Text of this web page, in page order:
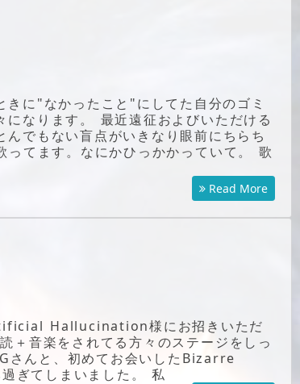
に"なかったこと"にしてた自分のゴミ
なります。 最近遠征およびいただける
でもない盲点がいきなり眼前にちらち
てます。なにかひっかかっていて。 歌
Read More
Hallucination様にお招きいただ
＋音楽をされてる方々のステージをしっ
さんと、初めてお会いしたBizarre
ぎてしまいました。 私